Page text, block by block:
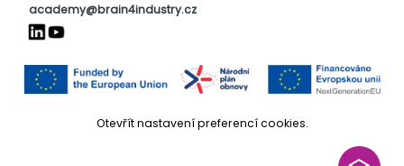
academy@brain4industry.cz
Otevřít nastavení preferencí cookies.